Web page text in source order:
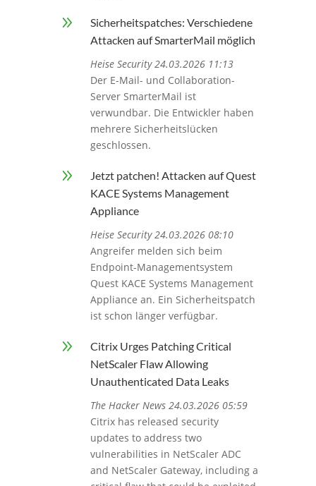
9
Sicherheitspatches: Verschiedene
Attacken auf SmarterMail möglich
Heise Security 24.03.2026 11:13
Der E-Mail- und Collaboration-
Server SmarterMail ist
verwundbar. Die Entwickler haben
mehrere Sicherheitslücken
geschlossen.
9
Jetzt patchen! Attacken auf Quest
KACE Systems Management
Appliance
Heise Security 24.03.2026 08:10
Angreifer melden sich beim
Endpoint-Managementsystem
Quest KACE Systems Management
Appliance an. Ein Sicherheitspatch
ist schon länger verfügbar.
9
Citrix Urges Patching Critical
NetScaler Flaw Allowing
Unauthenticated Data Leaks
The Hacker News 24.03.2026 05:59
Citrix has released security
updates to address two
vulnerabilities in NetScaler ADC
and NetScaler Gateway, including a